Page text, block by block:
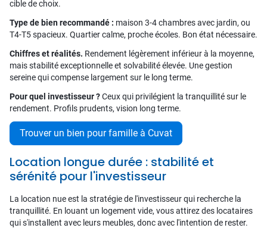
cible de choix.
Type de bien recommandé : maison 3-4 chambres avec jardin, ou
T4-T5 spacieux. Quartier calme, proche écoles. Bon état nécessaire.
Chiffres et réalités. Rendement légèrement inférieur à la moyenne,
mais stabilité exceptionnelle et solvabilité élevée. Une gestion
sereine qui compense largement sur le long terme.
Pour quel investisseur ?Ceux qui privilégient la tranquillité sur le
rendement. Profils prudents, vision long terme.
Trouver un bien pour famille à Cuvat
Location longue durée : stabilité et
sérénité pour l'investisseur
La location nue est la stratégie de l'investisseur qui recherche la
tranquillité. En louant un logement vide, vous attirez des locataires
qui s'installent avec leurs meubles, donc avec l'intention de rester.